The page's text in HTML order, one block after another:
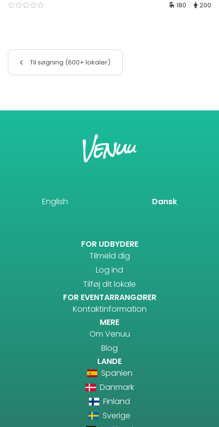
180 200
Til søgning (600+ lokaler)
English Dansk
FOR UDBYDERE
Tilmeld dig
Log ind
Tilføj dit lokale
FOR EVENTARRANGØRER
Kontaktinformation
MERE
Om Venuu
Blog
LANDE
Spanien
Danmark
Finland
Sverige